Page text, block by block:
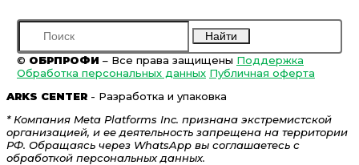
Найти
© ОБРПРОФИ – Все права защищены Поддержка
Обработка персональных данных Публичная оферта
ARKS CENTER - Разработка и упаковка
* Компания Meta Platforms Inc. признана экстремистской
организацией, и ее деятельность запрещена на территории
РФ. Обращаясь через WhatsApp вы соглашаетесь с
обработкой персональных данных.